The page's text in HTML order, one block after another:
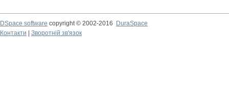
DSpace software copyright © 2002-2016
DuraSpace
Контакти
Зворотній зв'язок